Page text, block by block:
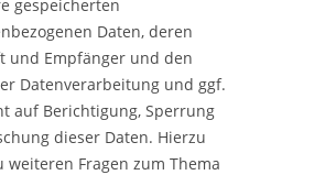
gespeicherten
Daten, deren
und Empfänger und den
Datenverarbeitung und ggf.
auf Berichtigung, Sperrung
dieser Daten. Hierzu
weiteren Fragen zum Thema